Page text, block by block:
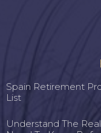
Spain Retirement
List
Understand The